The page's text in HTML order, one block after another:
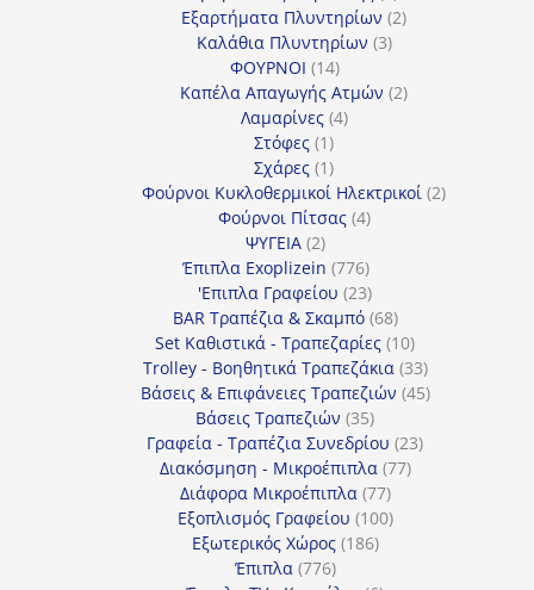
προϊόν
Εξαρτήματα Πλυντηρίων 22
Καλάθια Πλυντηρίων 33
ΦΟΥΡΝΟΙ 1414
προϊόντα
Καπέλα Απαγωγής Ατμών 22
Λαμαρίνες 44
Στόφες 11
προϊόν
Σχάρες 11
προϊόν
Φούρνοι Κυκλοθερμικοί Ηλεκτρικοί 22
Φούρνοι Πίτσας 44
ΨΥΓΕΙΑ 22
προϊόντα
Έπιπλα Exoplizein 776776
προϊόντα
'Επιπλα Γραφείου 2323
προϊόντα
BAR Τραπέζια & Σκαμπό 6868
προϊόντα
Set Καθιστικά - Τραπεζαρίες 1010
προϊόντα
Trolley - Βοηθητικά Τραπεζάκια 3333
προϊόντα
Βάσεις & Επιφάνειες Τραπεζιών 4545
Βάσεις Τραπεζιών 3535
προϊόντα
Γραφεία - Τραπέζια Συνεδρίου 2323
Διακόσμηση - Μικροέπιπλα 7777
Διάφορα Μικροέπιπλα 7777
προϊόντα
Εξοπλισμός Γραφείου 100100
Εξωτερικός Χώρος 186186
Έπιπλα 776776